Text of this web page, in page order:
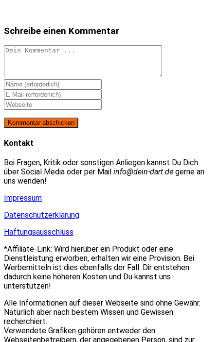
Schreibe einen Kommentar
Kommentieren
Gib
deinen
Namen
oder
Benutzernamen
zum
Kommentieren
ein
Gib
deine
E-
Mail-
Adresse
zum
ein
Gib
Website-
ein
Kontakt
Bei Fragen, Kritik oder sonstigen Anliegen kannst Du Dich
über Social Media oder per Mail info@dein-dart.de gerne an
uns wenden!
Impressum
Datenschutzerklärung
Haftungsausschluss
*Affiliate-Link: Wird hierüber ein Produkt oder eine
Dienstleistung erworben, erhalten wir eine Provision. Bei
Werbemitteln ist dies ebenfalls der Fall. Dir entstehen
dadurch keine höheren Kosten und Du kannst uns
unterstützen!
Alle Informationen auf dieser Webseite sind ohne Gewähr.
Natürlich aber nach bestem Wissen und Gewissen
recherchiert.
Verwendete Grafiken gehören entweder den
Webseitenbetreibern, der angegebenen Person, sind zur